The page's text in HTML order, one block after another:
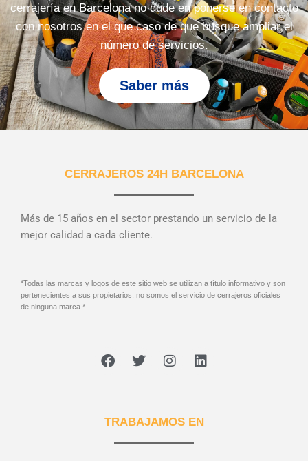
cerrajería en Barcelona no dude en ponerse en contacto
con nosotros en el que caso de que busque ampliar el
número de servicios.
Saber más
CERRAJEROS 24H BARCELONA
Más de 15 años en el sector prestando un servicio de la
mejor calidad a cada cliente.
*Todas las marcas y logos de este sitio web se utilizan a título informativo y son
pertenecientes a sus propietarios, no somos el servicio de cerrajeros oficiales
de ninguna marca.*
TRABAJAMOS EN